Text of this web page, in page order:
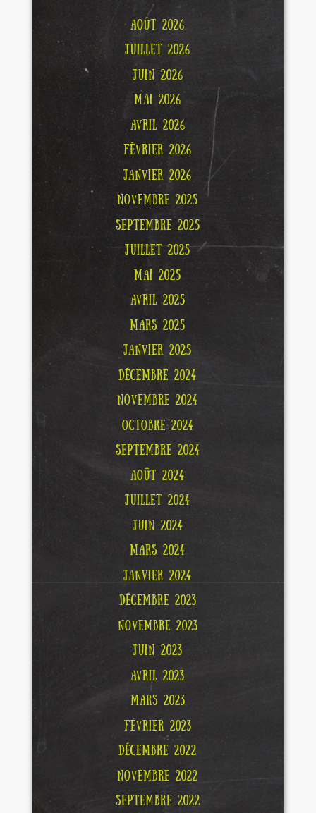
AOÛT 2026
JUILLET 2026
JUIN 2026
MAI 2026
AVRIL 2026
FÉVRIER 2026
JANVIER 2026
NOVEMBRE 2025
SEPTEMBRE 2025
JUILLET 2025
MAI 2025
AVRIL 2025
MARS 2025
JANVIER 2025
DÉCEMBRE 2024
NOVEMBRE 2024
OCTOBRE 2024
SEPTEMBRE 2024
AOÛT 2024
JUILLET 2024
JUIN 2024
MARS 2024
JANVIER 2024
DÉCEMBRE 2023
NOVEMBRE 2023
JUIN 2023
AVRIL 2023
MARS 2023
FÉVRIER 2023
DÉCEMBRE 2022
NOVEMBRE 2022
SEPTEMBRE 2022